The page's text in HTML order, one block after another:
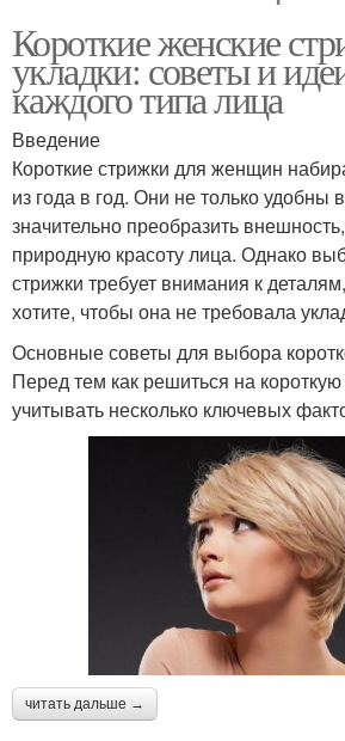
Короткие женские
укладки: советы и
каждого типа лица
Введение
Короткие стрижки для женщин
из года в год. Они не только удобны
значительно преобразить
природную красоту лица. Однако
стрижки требует внимания к
хотите, чтобы она не требовала
Основные советы для выбора
Перед тем как решиться на
учитывать несколько ключевых
читать дальше →